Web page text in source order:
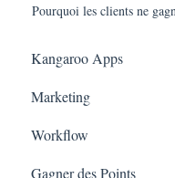
Pourquoi les clients ne
Kangaroo Apps
Récompense du
Applications de
Shopify
Marketing
Consentement
Rapport de campagne
Workflow
Workflow
Gagner des Points